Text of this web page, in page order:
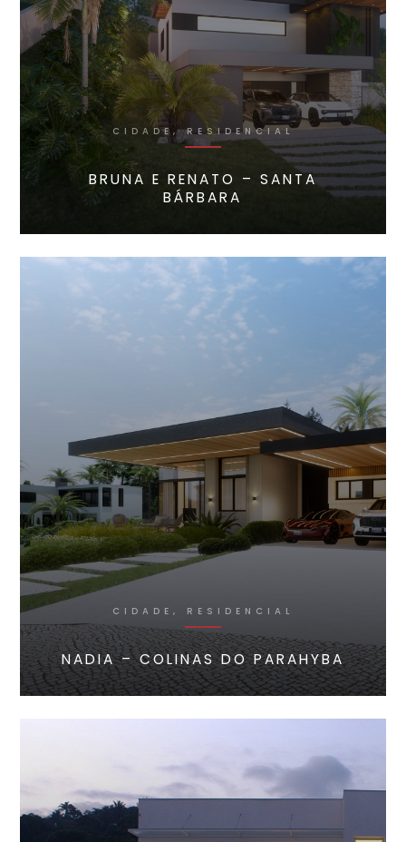
CIDADE, RESIDENCIAL
BRUNA E RENATO – SANTA
BÁRBARA
CIDADE, RESIDENCIAL
NADIA – COLINAS DO PARAHYBA